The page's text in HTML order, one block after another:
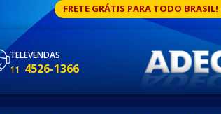
FRETE GRÁTIS PARA TODO BRASIL!
TELEVENDAS
11 4526-1366